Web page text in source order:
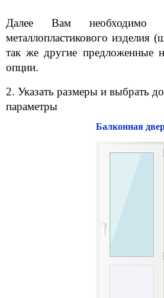
Далее Вам необходимо
металлопластикового изделия
так же другие предложенные
опции.
2. Указать размеры и выбрать
параметры
Балконная